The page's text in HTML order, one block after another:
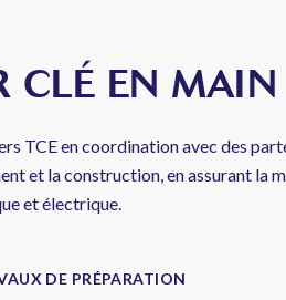
CLÉ EN MAIN
TCE en coordination avec des
et la construction, en assurant la
et électrique.
DE PRÉPARATION